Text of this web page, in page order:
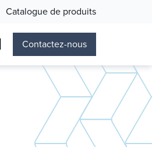
Catalogue de produits
Changer de langage
Contactez-nous